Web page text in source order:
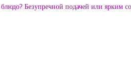
Безупречной подачей или ярким